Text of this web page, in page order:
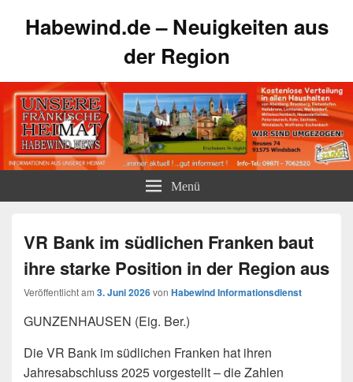
Habewind.de – Neuigkeiten aus
der Region
Menü
VR Bank im südlichen Franken baut
ihre starke Position in der Region aus
Veröffentlicht am 3. Juni 2026von Habewind Informationsdienst
GUNZENHAUSEN (Eig. Ber.)
Die VR Bank im südlichen Franken hat ihren
Jahresabschluss 2025 vorgestellt – die Zahlen